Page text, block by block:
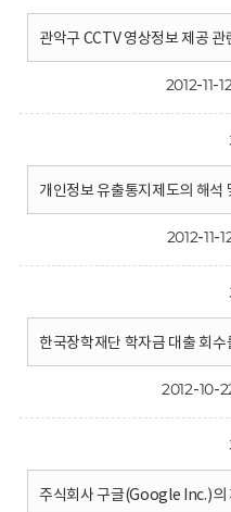
관악구 CCTV 영상정보 제공 관
2012-11-
개인정보 유출통지제도의 해석
2012-11-
한국장학재단 학자금 대출 회
2012-10-
주식회사 구글(Google Inc.)의